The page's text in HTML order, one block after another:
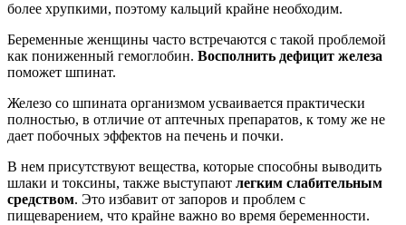
более хрупкими, поэтому кальций крайне необходим.
Беременные женщины часто встречаются с такой проблемой
как пониженный гемоглобин. Восполнить дефицит железа
поможет шпинат.
Железо со шпината организмом усваивается практически
полностью, в отличие от аптечных препаратов, к тому же не
дает побочных эффектов на печень и почки.
В нем присутствуют вещества, которые способны выводить
шлаки и токсины, также выступают легким слабительным
средством. Это избавит от запоров и проблем с
пищеварением, что крайне важно во время беременности.